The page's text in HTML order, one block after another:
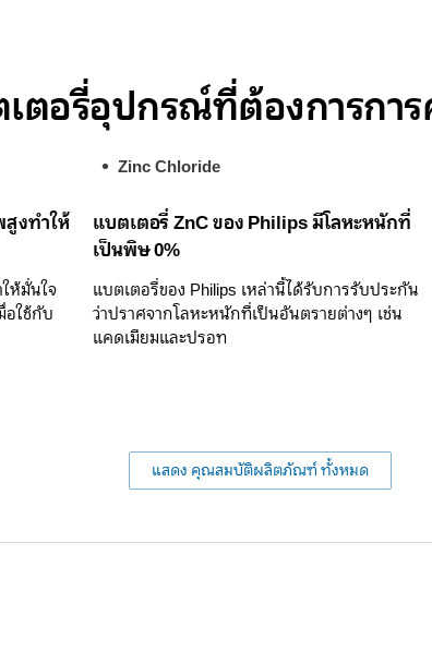
ตอรี่อุปกรณ์ที่ต้องการกา
Zinc Chloride
งทำให้
ห้มั่นใจ
อใช้กับ
แบตเตอรี่ ZnC ของ Philips มีโลหะหนักที่
เป็นพิษ 0%
แบตเตอรี่ของ Philips เหล่านี้ได้รับการรับประกัน
ว่าปราศจากโลหะหนักที่เป็นอันตรายต่างๆ เช่น
แคดเมียมและปรอท
แสดง คุณสมบัติผลิตภัณฑ์ ทั้งหมด